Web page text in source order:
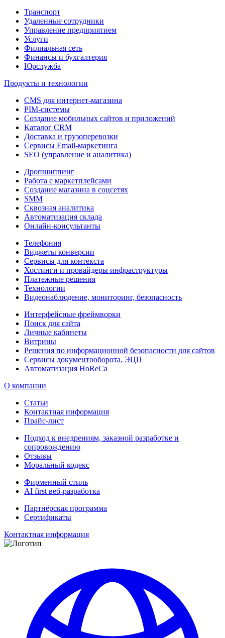
Транспорт
Удаленные сотрудники
Управление предприятием
Услуги
Филиальная сеть
Финансы и бухгалтерия
Юрслужба
Продукты и технологии
CMS для интернет-магазина
PIM-системы
Создание мобильных сайтов и приложений
Каталог CRM
Доставка и грузоперевозки
Сервисы Email-маркетинга
SEO (управление и аналитика)
Дропшиппинг
Работа с маркетплейсами
Создание магазина в соцсетях
SMM
Сквозная аналитика
Автоматизация склада
Онлайн-консультанты
Телефония
Виджеты конверсии
Сервисы для контекста
Хостинги и провайдеры инфраструктуры
Платежные решения
Технологии
Видеонаблюдение, мониторинг, безопасность
Интерфейсные фреймворки
Поиск для сайта
Личные кабинеты
Витрины
Решения по информационной безопасности для сайтов
Сервисы документооборота, ЭЦП
Автоматизация HoReCa
О компании
Статьи
Контактная информация
Прайс-лист
Подход к внедрениям, заказной разработке и
сопровождению
Отзывы
Моральный кодекс
Фирменный стиль
AI first веб-разработка
Партнёрская программа
Сертификаты
Контактная информация